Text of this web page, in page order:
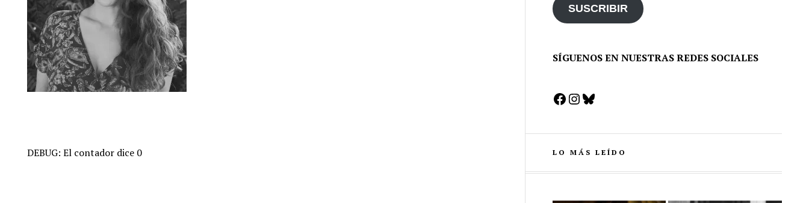
DEBUG: El contador dice 0
SUSCRIBIR
SÍGUENOS EN NUESTRAS REDES SOCIALES
Facebook
Instagram
Bluesky
LO MÁS LEÍDO